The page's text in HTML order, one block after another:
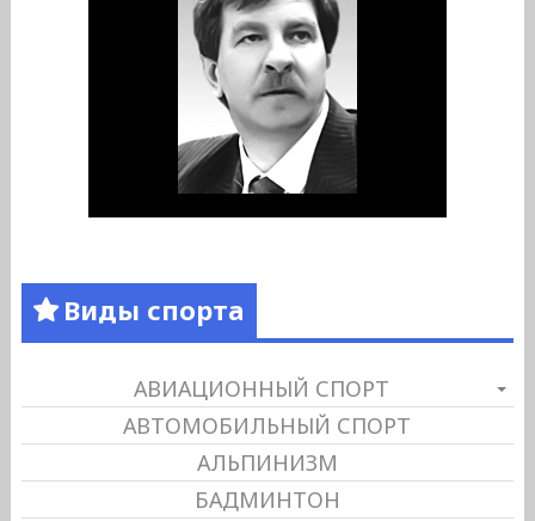
Виды спорта
АВИАЦИОННЫЙ СПОРТ
АВТОМОБИЛЬНЫЙ СПОРТ
АЛЬПИНИЗМ
БАДМИНТОН